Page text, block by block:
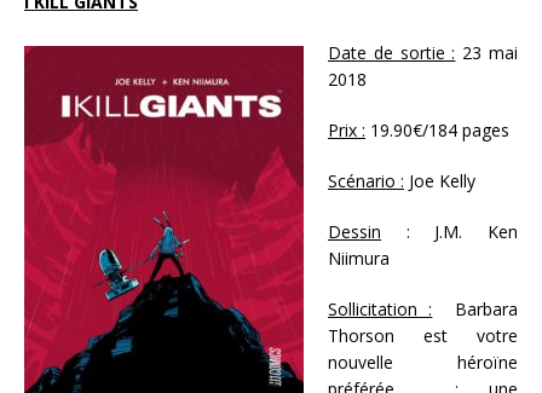
Date de sortie : 23 mai
2018
Prix : 19.90€/184 pages
Scénario : Joe Kelly
Dessin : J.M. Ken
Niimura
Sollicitation : Barbara
Thorson est votre
nouvelle héroïne